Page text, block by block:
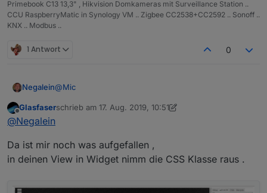
Primebook C13 13,3" , Hikvision Domkameras mit Surveillance Station ..
CCU RaspberryMatic in Synology VM .. Zigbee CC2538+CC2592 .. Sonoff ..
KNX .. Modbus ..
1 Antwort 0
Negalein@Mic
Ich habe dein Script für die Nav-Leiste aus
Beitrag
da es true/false schaltet.
Aber mir wird das Menü nicht eingeblendet.
Offline
Glasfaserschrieb am 17. Aug. 2019, 10:51
zuletzt editiert von Glasfaser
@Negalein
Da ist mir noch was aufgefallen ,
in deinen View in Widget nimm die CSS Klasse raus .